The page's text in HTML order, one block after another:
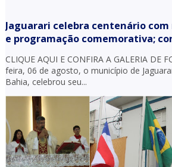
Jaguarari celebra centenário
e programação comemorativa;
CLIQUE AQUI E CONFIRA A GALERIA DE
feira, 06 de agosto, o município de
Bahia, celebrou seu...